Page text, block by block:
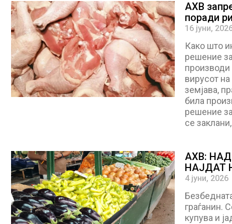
АХВ
поради
16 јуни,
Како што
решение
вирусот
земјава,
била
решение
се
АХВ:
НАЈДАТ
4 јуни, 2026
граѓанин.
купува и